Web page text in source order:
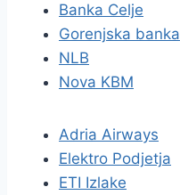
Banka Celje
Gorenjska banka
NLB
Nova KBM
Adria Airways
Elektro Podjetja
ETI Izlake